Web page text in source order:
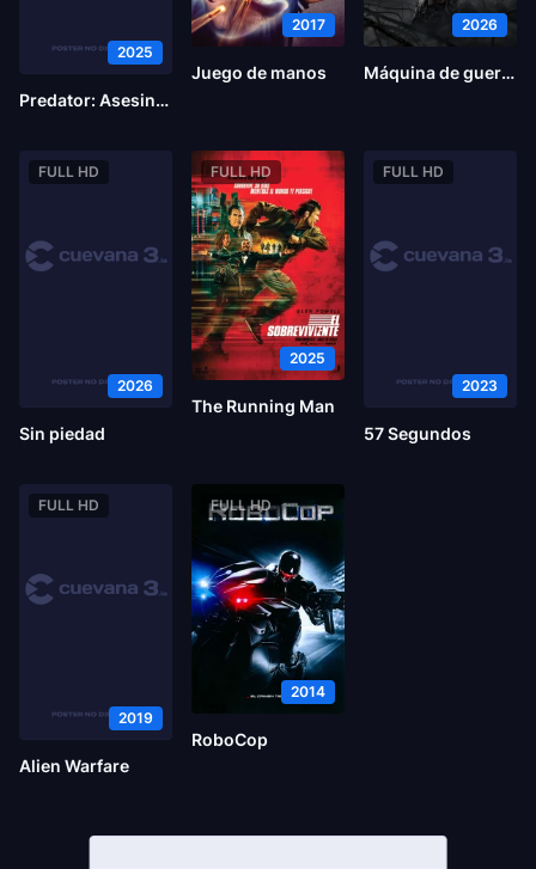
2025
Predator: Asesino de asesinos
2017
Juego de manos
2026
Máquina de guerra
FULL HD
2026
Sin piedad
FULL HD
2025
The Running Man
FULL HD
2023
57 Segundos
FULL HD
2019
Alien Warfare
FULL HD
2014
RoboCop